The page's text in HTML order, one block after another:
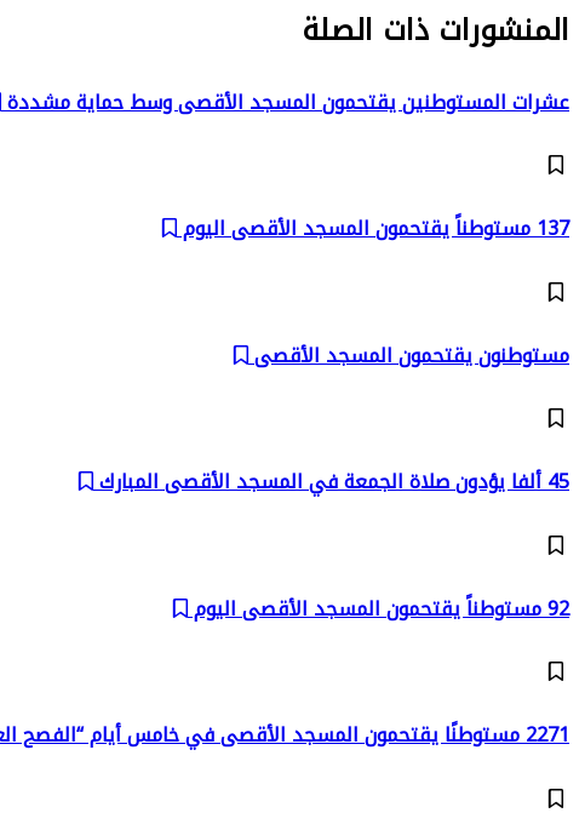
المنشورات ذات الصلة
عشرات المستوطنين يقتحمون المسجد الأقصى وسط حماية مشددة
137 مستوطناً يقتحمون المسجد الأقصى اليوم
مستوطنون يقتحمون المسجد الأقصى
45 ألفا يؤدون صلاة الجمعة في المسجد الأقصى المبارك
92 مستوطناً يقتحمون المسجد الأقصى اليوم
2271 مستوطنًا يقتحمون المسجد الأقصى في خامس أيام “الفصح العبري”